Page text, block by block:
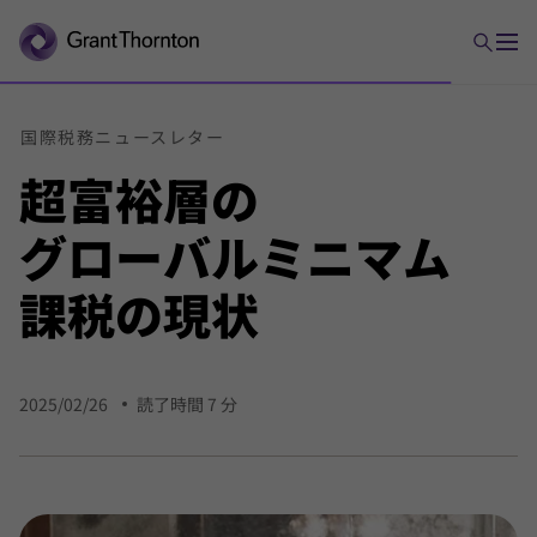
超富裕層の
グローバルミニマム
課税の現状
国際税務ニュース レター
2025/02/26 読了時間 7 分